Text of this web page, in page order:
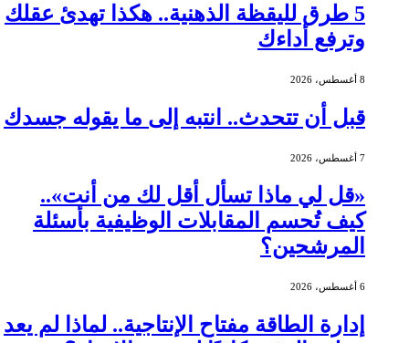
5 طرق لليقظة الذهنية.. هكذا تهدئ عقلك
وترفع أداءك
8 أغسطس، 2026
قبل أن تتحدث.. انتبه إلى ما يقوله جسدك
7 أغسطس، 2026
«قل لي ماذا تسأل أقل لك من أنت»..
كيف تُحسم المقابلات الوظيفية بأسئلة
المرشحين؟
6 أغسطس، 2026
إدارة الطاقة مفتاح الإنتاجية.. لماذا لم يعد